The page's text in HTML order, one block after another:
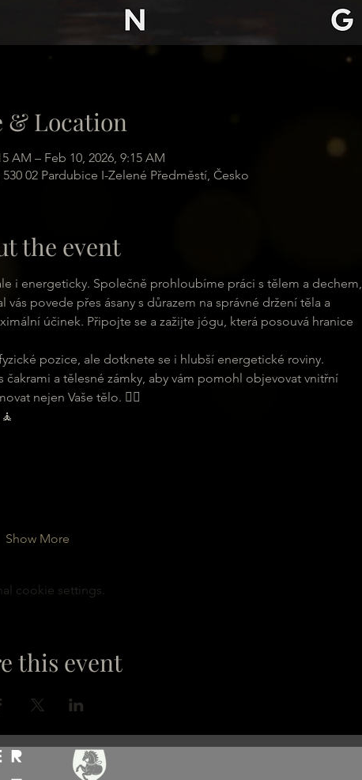
& Location
AM – Feb 10, 2026, 9:15 AM
02 Pardubice I-Zelené Předměstí, Česko
the event
i energeticky. Společně prohloubíme práci s tělem a dechem,
povede přes ásany s důrazem na správné držení těla a
účinek. Připojte se a zažijte jógu, která posouvá hranice
pozice, ale dotknete se i hlubší energetické roviny.
a tělesné zámky, aby vám pomohl objevovat vnitřní
nejen Vaše tělo. 🧘‍♂
Show More
cookie settings.
this event